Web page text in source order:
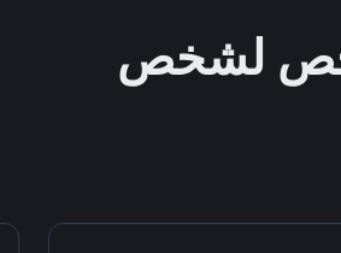
لشخص